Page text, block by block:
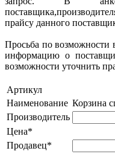
прайсу данного
Просьба по возможности
информацию о
возможности уточнить
Артикул
Наименование Корзина
Производитель
Цена*
Продавец*